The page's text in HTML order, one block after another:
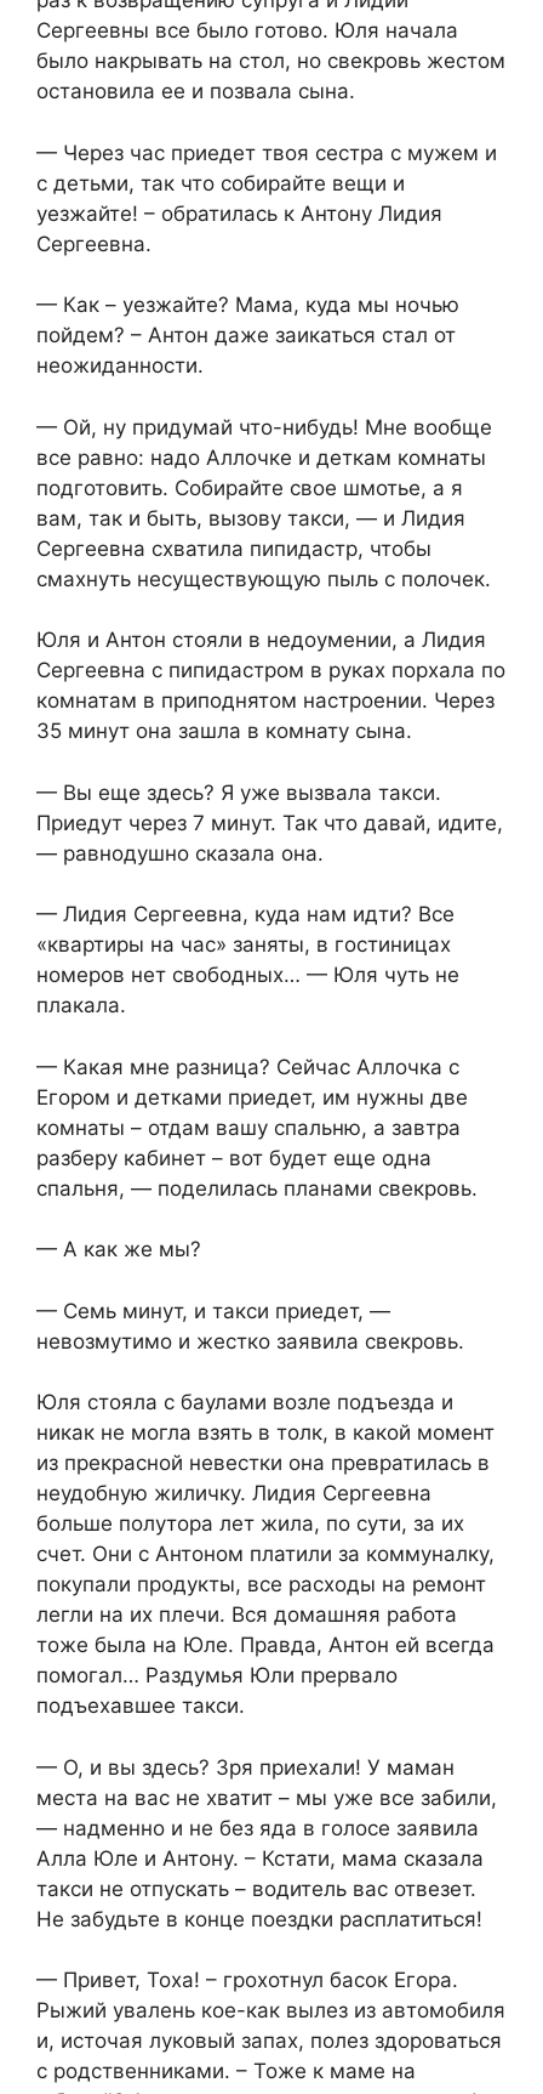
Сергеевны все было готово. Юля начала
было накрывать на стол, но свекровь жестом
остановила ее и позвала сына.
— Через час приедет твоя сестра с мужем и
с детьми, так что собирайте вещи и
уезжайте! – обратилась к Антону Лидия
Сергеевна.
— Как – уезжайте? Мама, куда мы ночью
пойдем? – Антон даже заикаться стал от
неожиданности.
— Ой, ну придумай что-нибудь! Мне вообще
все равно: надо Аллочке и деткам комнаты
подготовить. Собирайте свое шмотье, а я
вам, так и быть, вызову такси, — и Лидия
Сергеевна схватила пипидастр, чтобы
смахнуть несуществующую пыль с полочек.
Юля и Антон стояли в недоумении, а Лидия
Сергеевна с пипидастром в руках порхала по
комнатам в приподнятом настроении. Через
35 минут она зашла в комнату сына.
— Вы еще здесь? Я уже вызвала такси.
Приедут через 7 минут. Так что давай, идите,
— равнодушно сказала она.
— Лидия Сергеевна, куда нам идти? Все
«квартиры на час» заняты, в гостиницах
номеров нет свободных… — Юля чуть не
плакала.
— Какая мне разница? Сейчас Аллочка с
Егором и детками приедет, им нужны две
комнаты – отдам вашу спальню, а завтра
разберу кабинет – вот будет еще одна
спальня, — поделилась планами свекровь.
— А как же мы?
— Семь минут, и такси приедет, —
невозмутимо и жестко заявила свекровь.
Юля стояла с баулами возле подъезда и
никак не могла взять в толк, в какой момент
из прекрасной невестки она превратилась в
неудобную жиличку. Лидия Сергеевна
больше полутора лет жила, по сути, за их
счет. Они с Антоном платили за коммуналку,
покупали продукты, все расходы на ремонт
легли на их плечи. Вся домашняя работа
тоже была на Юле. Правда, Антон ей всегда
помогал… Раздумья Юли прервало
подъехавшее такси.
— О, и вы здесь? Зря приехали! У маман
места на вас не хватит – мы уже все забили,
— надменно и не без яда в голосе заявила
Алла Юле и Антону. – Кстати, мама сказала
такси не отпускать – водитель вас отвезет.
Не забудьте в конце поездки расплатиться!
— Привет, Тоха! – грохотнул басок Егора.
Рыжий увалень кое-как вылез из автомобиля
и, источая луковый запах, полез здороваться
с родственниками. – Тоже к маме на